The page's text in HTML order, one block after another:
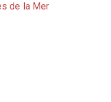
de la Mer